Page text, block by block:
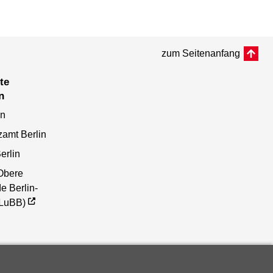
zum Seitenanfang
Berlin
Berlin-